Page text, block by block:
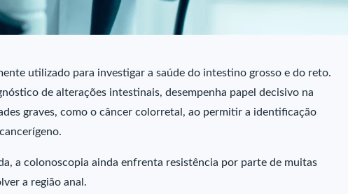
utilizado para investigar a saúde do intestino grosso e do reto.
de alterações intestinais, desempenha papel decisivo na
graves, como o câncer colorretal, ao permitir a identificação
a colonoscopia ainda enfrenta resistência por parte de muitas
a região anal.